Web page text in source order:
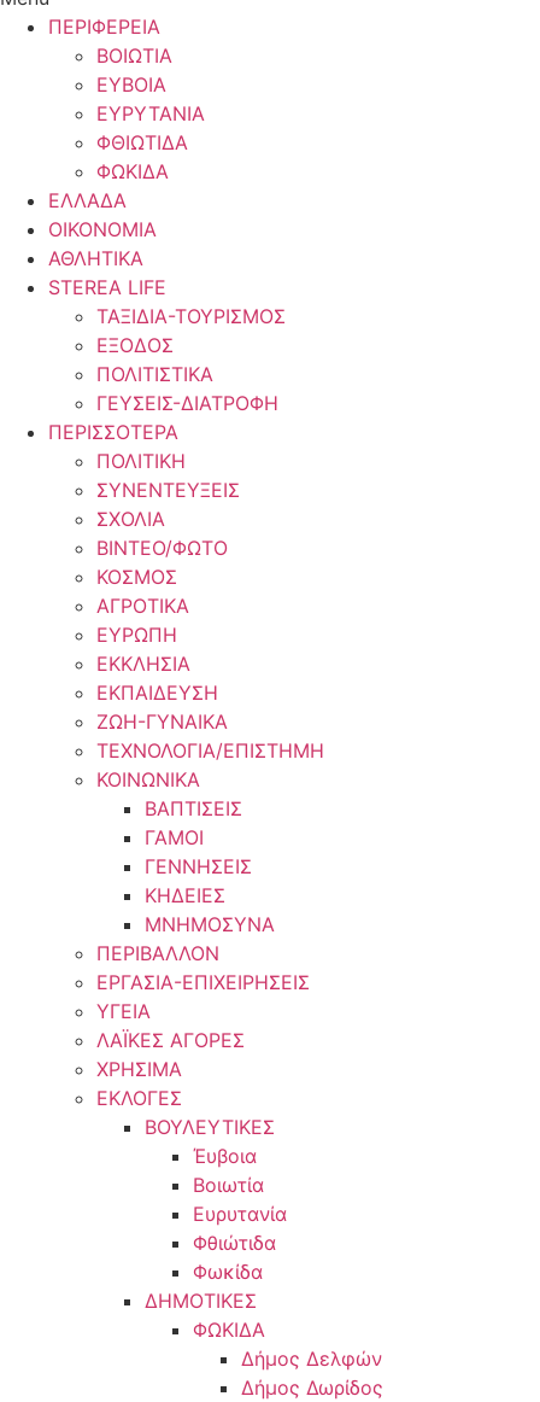
ΠΕΡΙΦΕΡΕΙΑ
ΒΟΙΩΤΙΑ
ΕΥΒΟΙΑ
ΕΥΡΥΤΑΝΙΑ
ΦΘΙΩΤΙΔΑ
ΦΩΚΙΔΑ
ΕΛΛΑΔΑ
ΟΙΚΟΝΟΜΙΑ
ΑΘΛΗΤΙΚΑ
STEREA LIFE
ΤΑΞΙΔΙΑ-ΤΟΥΡΙΣΜΟΣ
ΕΞΟΔΟΣ
ΠΟΛΙΤΙΣΤΙΚΑ
ΓΕΥΣΕΙΣ-ΔΙΑΤΡΟΦΗ
ΠΕΡΙΣΣΟΤΕΡΑ
ΠΟΛΙΤΙΚΗ
ΣΥΝΕΝΤΕΥΞΕΙΣ
ΣΧΟΛΙΑ
ΒΙΝΤΕΟ/ΦΩΤΟ
ΚΟΣΜΟΣ
ΑΓΡΟΤΙΚΑ
ΕΥΡΩΠΗ
ΕΚΚΛΗΣΙΑ
ΕΚΠΑΙΔΕΥΣΗ
ΖΩΗ-ΓΥΝΑΙΚΑ
ΤΕΧΝΟΛΟΓΙΑ/ΕΠΙΣΤΗΜΗ
ΚΟΙΝΩΝΙΚΑ
ΒΑΠΤΙΣΕΙΣ
ΓΑΜΟΙ
ΓΕΝΝΗΣΕΙΣ
ΚΗΔΕΙΕΣ
ΜΝΗΜΟΣΥΝΑ
ΠΕΡΙΒΑΛΛΟΝ
ΕΡΓΑΣΙΑ-ΕΠΙΧΕΙΡΗΣΕΙΣ
ΥΓΕΙΑ
ΛΑΪΚΕΣ ΑΓΟΡΕΣ
ΧΡΗΣΙΜΑ
ΕΚΛΟΓΕΣ
ΒΟΥΛΕΥΤΙΚΕΣ
Έυβοια
Βοιωτία
Ευρυτανία
Φθιώτιδα
Φωκίδα
ΔΗΜΟΤΙΚΕΣ
ΦΩΚΙΔΑ
Δήμος Δελφών
Δήμος Δωρίδος